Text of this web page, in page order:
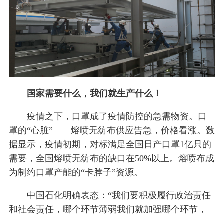
国家需要什么，我们就生产什么！
疫情之下，口罩成了疫情防控的急需物资。口
罩的“心脏”——熔喷无纺布供应告急，价格看涨。数
据显示，疫情初期，对标满足全国日产口罩1亿只的
需要，全国熔喷无纺布的缺口在50%以上。熔喷布成
为制约口罩产能的“卡脖子”资源。
中国石化明确表态：“我们要积极履行政治责任
和社会责任，哪个环节薄弱我们就加强哪个环节，